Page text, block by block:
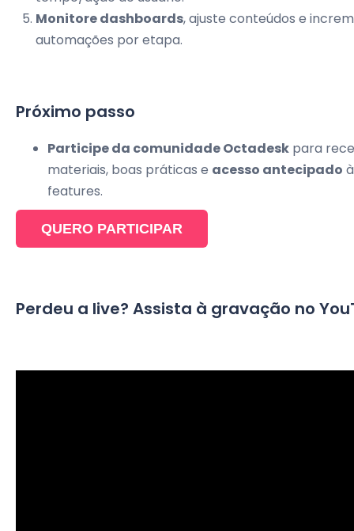
Monitore dashboards, ajuste conteúdos e
automações por etapa.
Próximo passo
Participe da comunidade Octadesk para
materiais, boas práticas e acesso antecipado
features.
QUERO PARTICIPAR
Perdeu a live? Assista à gravação no